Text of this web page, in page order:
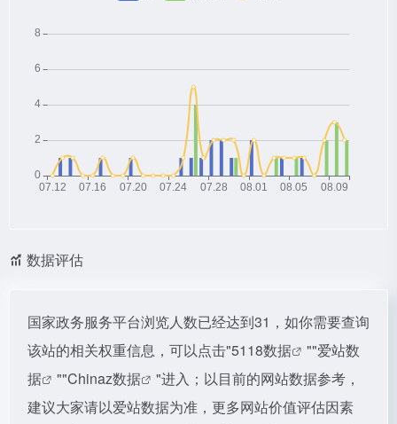
数据评估
国家政务服务平台浏览人数已经达到31，如你需要查询
该站的相关权重信息，可以点击"5118数据 ""爱站数
据
""Chinaz数据
"进入；以目前的网站数据参考，
建议大家请以爱站数据为准，更多网站价值评估因素